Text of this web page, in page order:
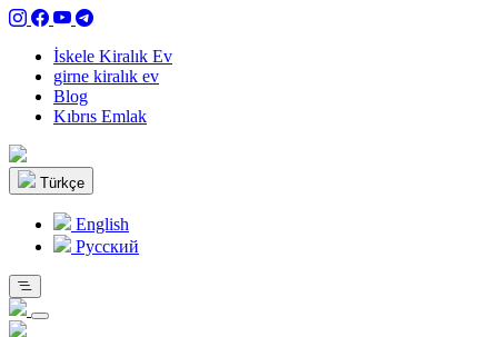
İskele Kiralık Ev
girne kiralık ev
Blog
Kıbrıs Emlak
Türkçe
English
Pусский